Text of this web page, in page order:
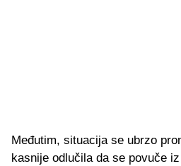
Međutim, situacija se ubrzo
kasnije odlučila da se povuče